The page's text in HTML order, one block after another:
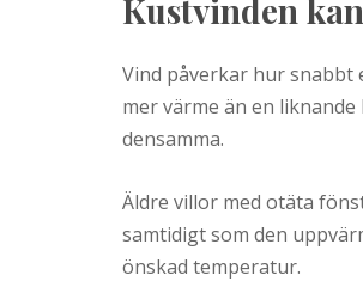
Kustvinden
Vind påverkar hur snabbt
mer värme än en
densamma.
Äldre villor med otäta
samtidigt som den
önskad temperatur.